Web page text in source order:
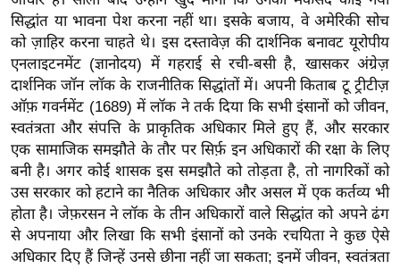
/
फै
श
न
घ
रे
लू
नु
स्खे
प
र्य
सिद्धांत या भावना पेश करना नहीं था। इसके बजाय, वे अमेरिकी सोच
को ज़ाहिर करना चाहते थे। इस दस्तावेज़ की दार्शनिक बनावट यूरोपीय
एनलाइटनमेंट (ज्ञानोदय) में गहराई से रची-बसी है, खासकर अंग्रेज़
दार्शनिक जॉन लॉक के राजनीतिक सिद्धांतों में। अपनी किताब टू ट्रीटीज़
ऑफ़ गवर्नमेंट (1689) में लॉक ने तर्क दिया कि सभी इंसानों को जीवन,
स्वतंत्रता और संपत्ति के प्राकृतिक अधिकार मिले हुए हैं, और सरकार
एक सामाजिक समझौते के तौर पर सिर्फ़ इन अधिकारों की रक्षा के लिए
बनी है। अगर कोई शासक इस समझौते को तोड़ता है, तो नागरिकों को
उस सरकार को हटाने का नैतिक अधिकार और असल में एक कर्तव्य भी
होता है। जेफ़रसन ने लॉक के तीन अधिकारों वाले सिद्धांत को अपने ढंग
से अपनाया और लिखा कि सभी इंसानों को उनके रचयिता ने कुछ ऐसे
अधिकार दिए हैं जिन्हें उनसे छीना नहीं जा सकता; इनमें जीवन, स्वतंत्रता